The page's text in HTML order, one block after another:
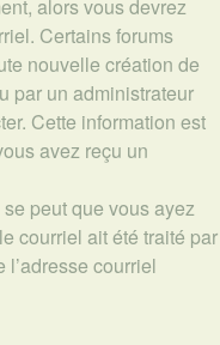
alors vous devrez
Certains forums
nouvelle création de
par un administrateur
Cette information est
avez reçu un
peut que vous ayez
courriel ait été traité par
l’adresse courriel